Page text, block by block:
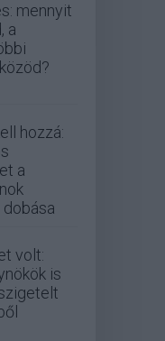
mennyit
a
hozzá:
a
volt:
is